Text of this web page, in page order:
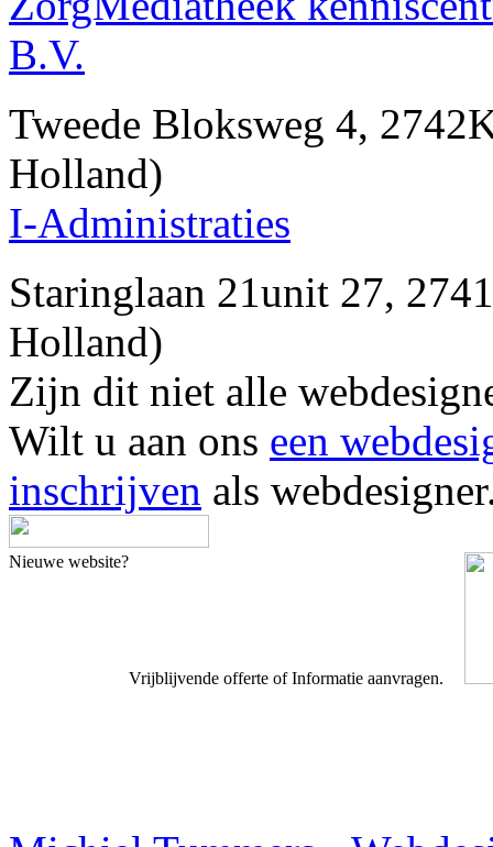
B.V.
Tweede Bloksweg 4,
Holland)
I-Administraties
Staringlaan 21unit 27,
Holland)
Zijn dit niet alle
Wilt u aan ons een
inschrijven als
Nieuwe website?
Vrijblijvende offerte of Informatie aanvragen.